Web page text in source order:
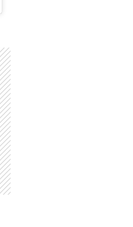
CARREGANDO PUBLICIDADE